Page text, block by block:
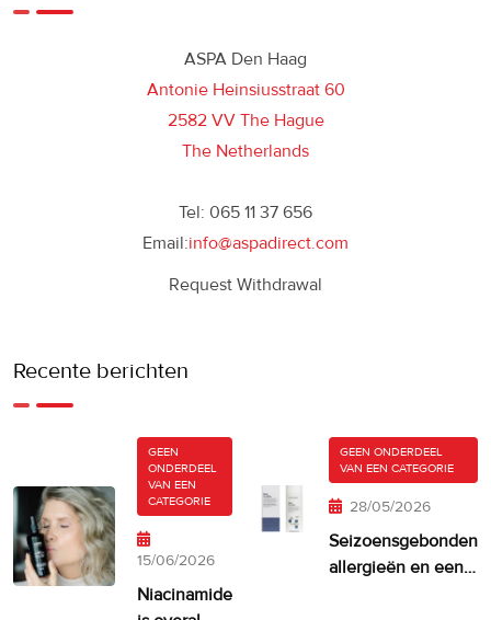
ASPA Den Haag
Antonie Heinsiusstraat 60
2582 VV The Hague
The Netherlands
Tel: 065 11 37 656
Email:info@aspadirect.com
Request Withdrawal
Recente berichten
GEEN
ONDERDEEL
VAN EEN
CATEGORIE
15/06/2026
Niacinamide
GEEN ONDERDEEL
VAN EEN CATEGORIE
28/05/2026
Seizoensgebonden
allergieën en een